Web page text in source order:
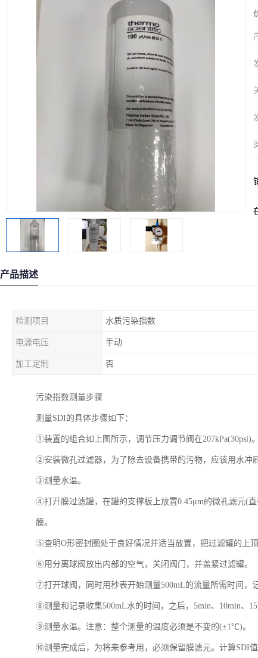
产品描述
检测项目 水质污染指数
电源电压 手动
加工定制 否
污染指数测量步骤
测量SDI的具体步骤如下：
①装置的组合如上图所示，调节压力调节阀在207kPa(30psi)。
②安装微孔过滤器，为了除去设备携带的污物，应该用水冲
③测量水温。
④打开膜过滤罐，在罐的支撑板上放置0.45μm的微孔滤元(
膜。
⑤查明O形密封圈处于良好情况并适当放置，把过滤罐的上
⑥用分离球阀放出内部的空气，关闭阀门，并盖紧过滤罐。
⑦打开球阀，同时用秒表开始测量500mL的流量所需时间，
⑧测量和记录收集500mL水的时间，之后，5min、10min、
⑨测量水温。注意：整个测量的温度必须是不变的(±1℃)。
⑩测量完成后，为将来参考用，必须保留膜滤元。计算SDI值